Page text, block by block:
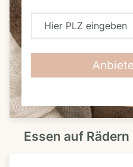
H
L
Z
Essen auf